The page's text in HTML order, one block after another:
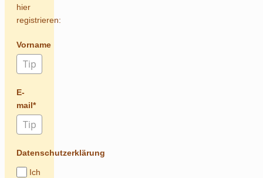
hier
registrieren:
Vorname
E-
mail*
Datenschutzerklärung
Ich